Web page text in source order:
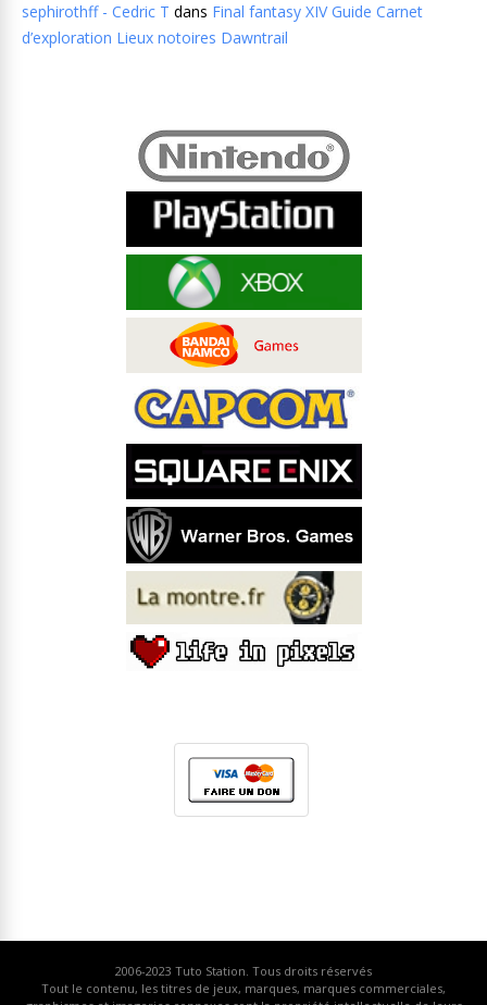
sephirothff - Cedric T dans Final fantasy XIV Guide Carnet
d’exploration Lieux notoires Dawntrail
2006-2023 Tuto Station. Tous droits réservés
Tout le contenu, les titres de jeux, marques, marques commerciales,